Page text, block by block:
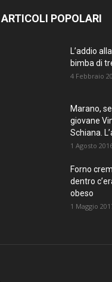
ARTICOLI POPOLARI
L’addio
bimba di
4 Febbraio
Marano,
giovane
Schiana.
1 Agosto
Forno
dentro
obeso
1 Maggio